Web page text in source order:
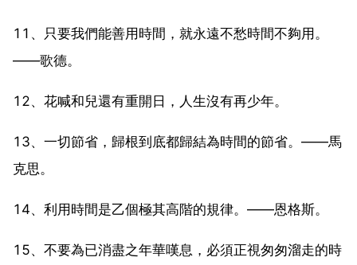
11、只要我們能善用時間，就永遠不愁時間不夠用。
——歌德。
12、花喊和兒還有重開日，人生沒有再少年。
13、一切節省，歸根到底都歸結為時間的節省。——馬
克思。
14、利用時間是乙個極其高階的規律。——恩格斯。
15、不要為已消盡之年華嘆息，必須正視匆匆溜走的時